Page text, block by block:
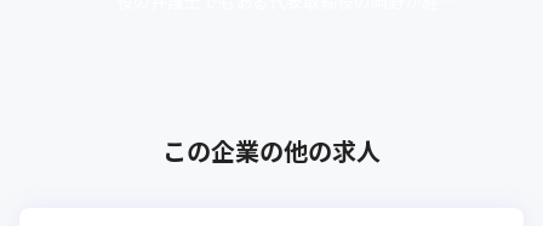
この企業の他の求人